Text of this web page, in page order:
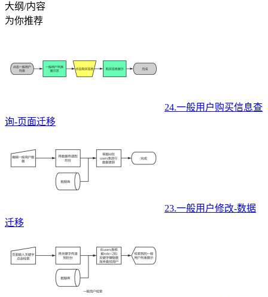
大纲/内容
为你推荐
24.一般用户购买信息查
询-页面迁移
23.一般用户修改-数据
迁移